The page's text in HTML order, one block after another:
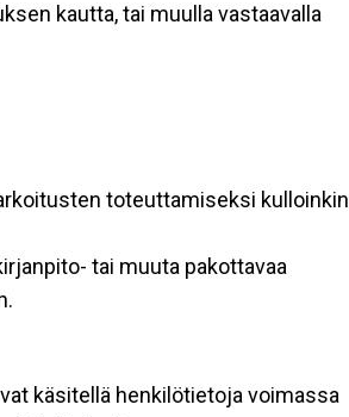
kautta, tai muulla vastaavalla
toteuttamiseksi kulloinkin
tai muuta pakottavaa
käsitellä henkilötietoja voimassa